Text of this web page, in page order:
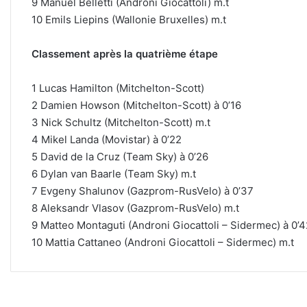
10 Emils Liepins (Wallonie Bruxelles) m.t
Classement après la quatrième étape
1 Lucas Hamilton (Mitchelton-Scott)
2 Damien Howson (Mitchelton-Scott) à 0’16
3 Nick Schultz (Mitchelton-Scott) m.t
4 Mikel Landa (Movistar) à 0’22
5 David de la Cruz (Team Sky) à 0’26
6 Dylan van Baarle (Team Sky) m.t
7 Evgeny Shalunov (Gazprom-RusVelo) à 0’37
8 Aleksandr Vlasov (Gazprom-RusVelo) m.t
9 Matteo Montaguti (Androni Giocattoli – Sidermec) à
10 Mattia Cattaneo (Androni Giocattoli – Sidermec) m.t